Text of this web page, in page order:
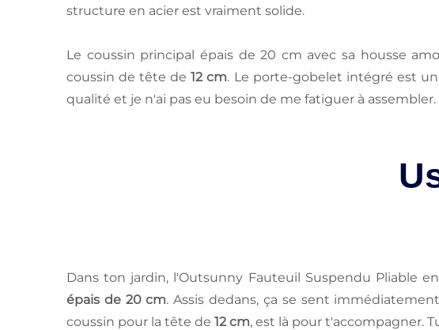
structure en acier est vraiment solide.
Le coussin principal épais de 20 cm avec sa housse
coussin de tête de12 cm. Le porte-gobelet intégré est
qualité et je n'ai pas eu besoin de me fatiguer à assembler.
Dans ton jardin, l'Outsunny Fauteuil Suspendu Pliable
épais de 20 cm. Assis dedans, ça se sent
coussin pour la tête de 12 cm, est là pour t'accompagner.